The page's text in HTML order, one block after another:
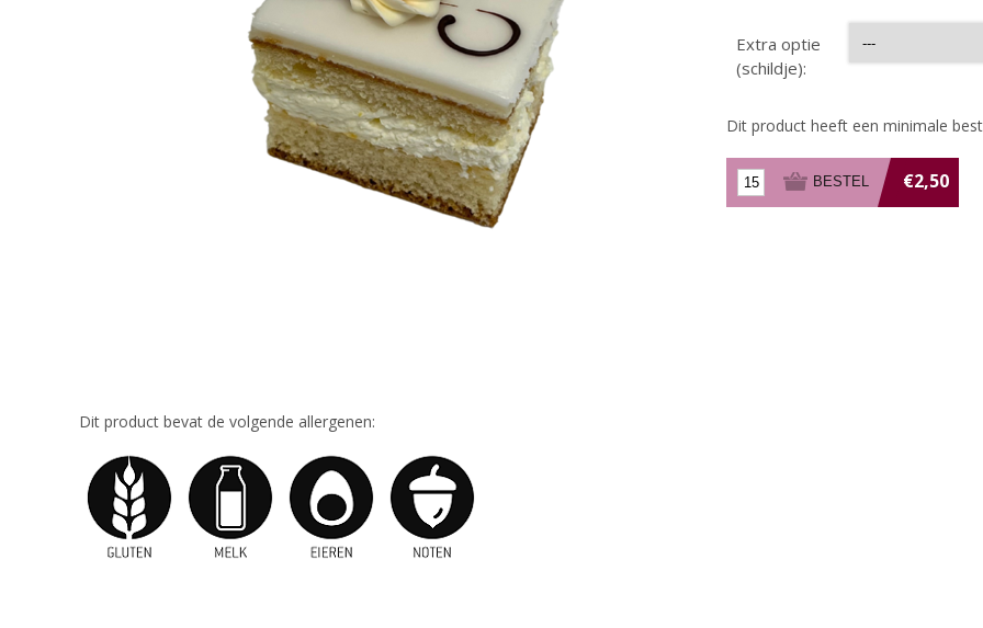
Extra optie
(schildje):
Dit product heeft een minimale
€2,50
Dit product bevat de volgende allergenen: